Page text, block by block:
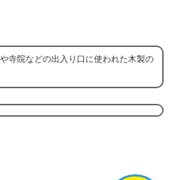
寺院などの出入り口に使われた木製の